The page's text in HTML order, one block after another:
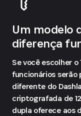
Um modelo
diferença
Se você escolher
funcionários serão
diferente do
criptografada de
dupla oferece aos